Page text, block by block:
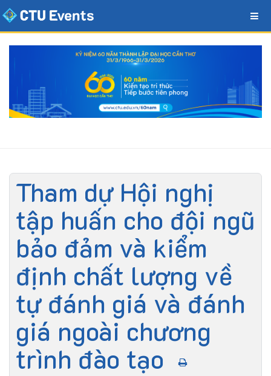
Tham dự Hội nghị
tập huấn cho đội ngũ
bảo đảm và kiểm
định chất lượng về
tự đánh giá và đánh
giá ngoài chương
trình đào tạo